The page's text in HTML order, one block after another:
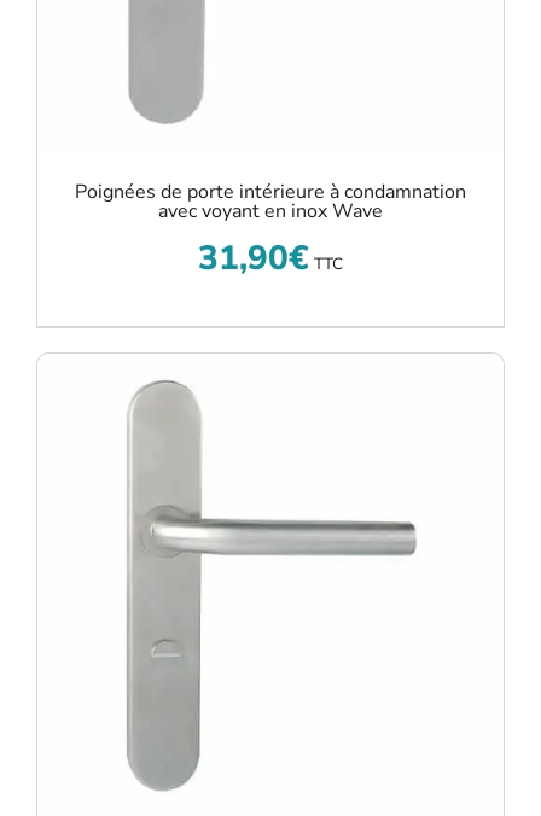
Poignées de porte intérieure à condamnation
avec voyant en inox Wave
31,90€ TTC